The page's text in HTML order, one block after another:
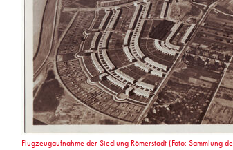
Flugzeugaufnahme der Siedlung Römerstadt (Foto: Sammlung